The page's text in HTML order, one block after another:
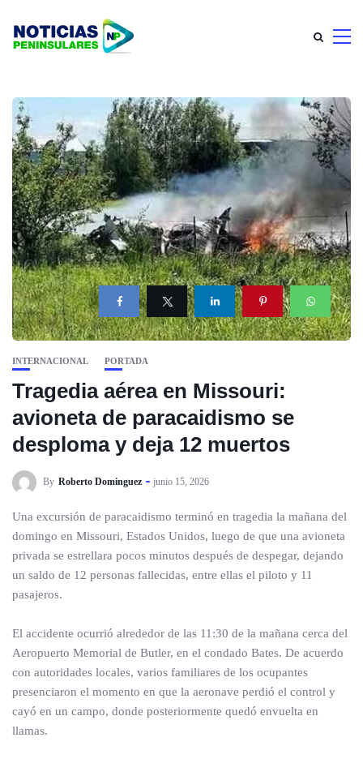
INTERNACIONAL PORTADA
Tragedia aérea en Missouri:
avioneta de paracaidismo se
desploma y deja 12 muertos
By Roberto Dominguez junio 15, 2026
Una excursión de paracaidismo terminó en tragedia la mañana del
domingo en Missouri, Estados Unidos, luego de que una avioneta
privada se estrellara pocos minutos después de despegar, dejando
un saldo de 12 personas fallecidas, entre ellas el piloto y 11
pasajeros.
El accidente ocurrió alrededor de las 11:30 de la mañana cerca del
Aeropuerto Memorial de Butler, en el condado Bates. De acuerdo
con autoridades locales, varios familiares de los ocupantes
presenciaron el momento en que la aeronave perdió el control y
cayó en un campo, donde posteriormente quedó envuelta en
llamas.